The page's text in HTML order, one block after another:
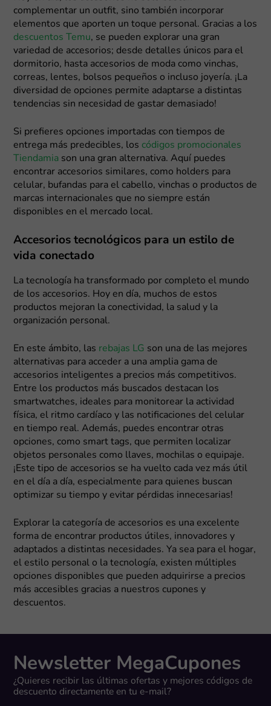
complementar un outfit, sino también incorporar
elementos que aporten un toque personal. Gracias a los
descuentos Temu, se pueden explorar una gran
variedad de accesorios; desde detalles únicos para el
dormitorio, hasta accesorios de moda como vinchas,
correas, lentes, bolsos pequeños o incluso joyería. ¡La
diversidad de opciones permite adaptarse a distintas
tendencias sin necesidad de gastar demasiado!
Si prefieres opciones importadas con tiempos de
entrega más predecibles, los códigos promocionales
Tiendamia son una gran alternativa. Aquí puedes
encontrar accesorios similares, como holders para
celular, bufandas para el cabello, vinchas o productos de
marcas internacionales que no siempre están
disponibles en el mercado local.
Accesorios tecnológicos para un estilo de
vida conectado
La tecnología ha transformado por completo el mundo
de los accesorios. Hoy en día, muchos de estos
productos mejoran la conectividad, la salud y la
organización personal.
En este ámbito, las rebajas LG son una de las mejores
alternativas para acceder a una amplia gama de
accesorios inteligentes a precios más competitivos.
Entre los productos más buscados destacan los
smartwatches, ideales para monitorear la actividad
física, el ritmo cardíaco y las notificaciones del celular
en tiempo real. Además, puedes encontrar otras
opciones, como smart tags, que permiten localizar
objetos personales como llaves, mochilas o equipaje.
¡Este tipo de accesorios se ha vuelto cada vez más útil
en el día a día, especialmente para quienes buscan
optimizar su tiempo y evitar pérdidas innecesarias!
Explorar la categoría de accesorios es una excelente
forma de encontrar productos útiles, innovadores y
adaptados a distintas necesidades. Ya sea para el hogar,
el estilo personal o la tecnología, existen múltiples
opciones disponibles que pueden adquirirse a precios
más accesibles gracias a nuestros cupones y
descuentos.
Newsletter MegaCupones
¿Quieres recibir las últimas ofertas y mejores códigos de
descuento directamente en tu e-mail?